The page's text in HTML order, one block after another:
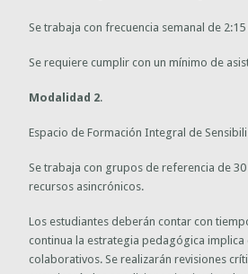
Se trabaja con frecuencia semanal de
Se requiere cumplir con un mínimo de
Modalidad 2.
Espacio de Formación Integral de
Se trabaja con grupos de referencia de
recursos asincrónicos.
Los estudiantes deberán contar con
continua la estrategia pedagógica
colaborativos. Se realizarán revisiones